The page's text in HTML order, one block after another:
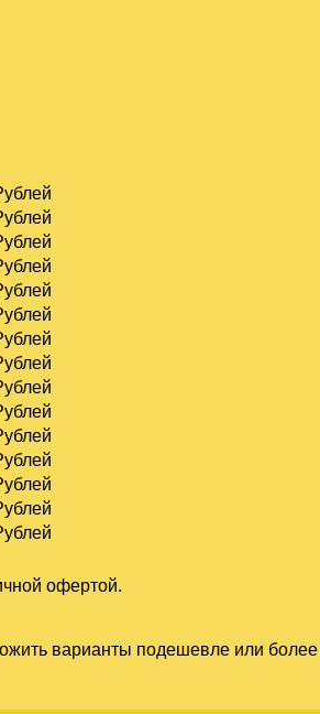
офертой.
варианты подешевле или